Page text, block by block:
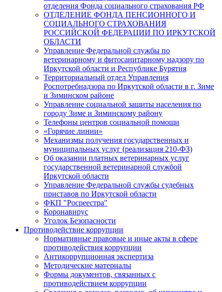
отделения Фонда социального страхования РФ
ОТДЕЛЕНИЕ ФОНДА ПЕНСИОННОГО И
СОЦИАЛЬНОГО СТРАХОВАНИЯ
РОССИЙСКОЙ ФЕДЕРАЦИИ ПО ИРКУТСКОЙ
ОБЛАСТИ
Управление Федеральной службы по
ветеринарному и фитосанитарному надзору по
Иркутской области и Республике Бурятия
Территориальный отдел Управления
Роспотребнадзора по Иркутской области в г. Зиме
и Зиминском районе
Управление социальной защиты населения по
городу Зиме и Зиминскому району
Телефоны центров социальной помощи
«Горячие линии»
Механизмы получения государственных и
муниципальных услуг (реализация 210-ФЗ)
Об оказании платных ветеринарных услуг
государственной ветеринарной службой
Иркутской области
Управление Федеральной службы судебных
приставов по Иркутской области
ФКП "Росреестра"
Коронавирус
Уголок Безопасности
Противодействие коррупции
Нормативные правовые и иные акты в сфере
противодействия коррупции
Антикоррупционная экспертиза
Методические материалы
Формы документов, связанных с
противодействием коррупции